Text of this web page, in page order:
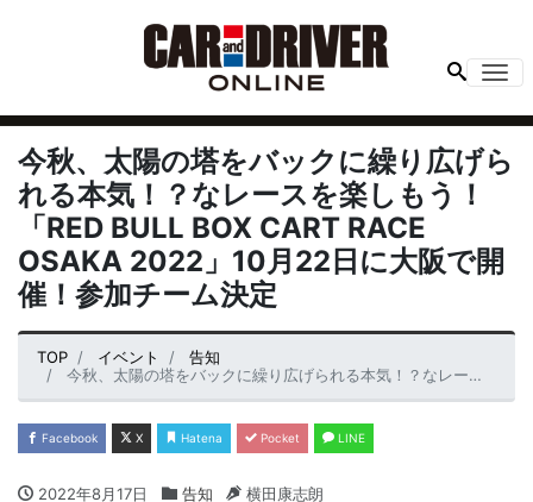
今秋、太陽の塔をバックに繰り広げら
れる本気！？なレースを楽しもう！
「RED BULL BOX CART RACE
OSAKA 2022」10月22日に大阪で開
催！参加チーム決定
TOP イベント
告知
今秋、太陽の塔をバックに繰り広げられる本気！？なレースを楽しもう！「RED BULL BOX CART RACE OSAKA 2022」10月22日に大阪で開催！参加チーム決定
Facebook X Hatena Pocket LINE
2022年8月17日 告知
横田康志朗